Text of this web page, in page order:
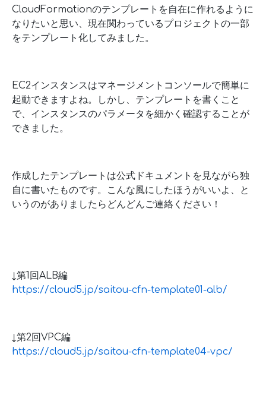
CloudFormationのテンプレートを自在に作れるように
なりたいと思い、現在関わっているプロジェクトの一部
をテンプレート化してみました。
EC2インスタンスはマネージメントコンソールで簡単に
起動できますよね。しかし、テンプレートを書くこと
で、インスタンスのパラメータを細かく確認することが
できました。
作成したテンプレートは公式ドキュメントを見ながら独
自に書いたものです。こんな風にしたほうがいいよ、と
いうのがありましたらどんどんご連絡ください！
↓第1回ALB編
https://cloud5.jp/saitou-cfn-template01-alb/
↓第2回VPC編
https://cloud5.jp/saitou-cfn-template04-vpc/